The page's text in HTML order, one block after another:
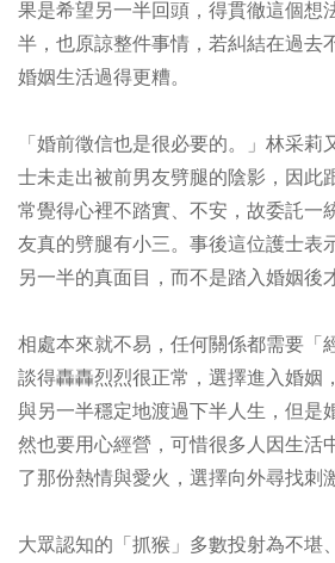
果是希望另一半回頭，得貫徹這個想
半，也原諒整件事情，若糾結在過去
婚姻生活過得更糟。
「婚前徵信也是很必要的。」林采莉
士未走出被前男友劈腿的陰影，因此
常覺得心裡不踏實、不安，故委託一
友真的劈腿有小三。事後這位護士表
另一半的真面目，而不是踏入婚姻後
相處本來就不易，任何關係都需要「
談得轟轟烈烈很正常，選擇進入婚姻
與另一半穩定地渡過下半人生，但是
然也要用心經營，可惜很多人因生活
了那份熱情與愛火，選擇向外尋找刺
大眾認知的「抓猴」多數投射為不堪